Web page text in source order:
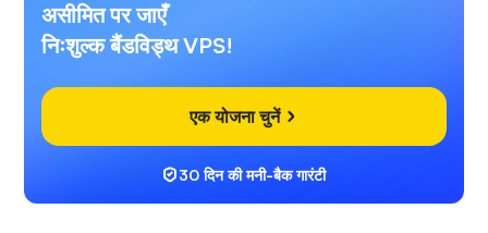
असीमित पर जाएँ
निःशुल्क बैंडविड्थ VPS!
एक योजना चुनें
30 दिन की मनी-बैक गारंटी